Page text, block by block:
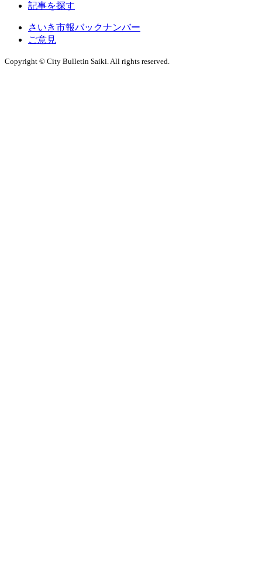
記事を探す
さいき市報バックナンバー
ご意見
Copyright © City Bulletin Saiki. All rights reserved.